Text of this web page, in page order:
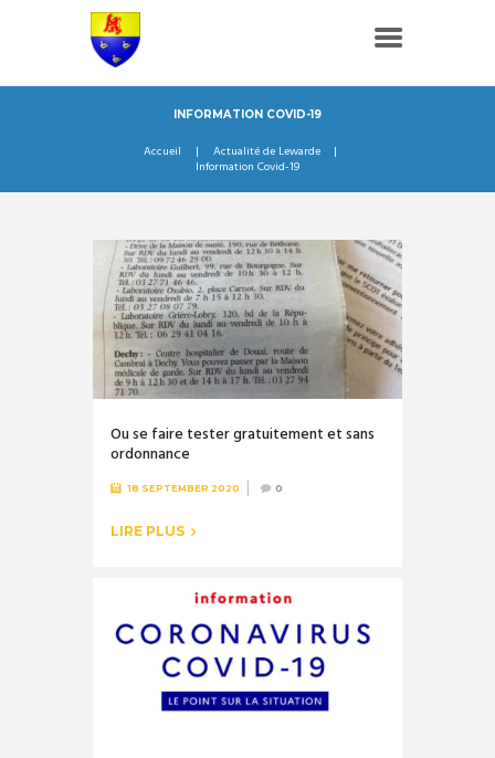
INFORMATION COVID-19
Accueil
Actualité de Lewarde
Information Covid-19
Ou se faire tester gratuitement et sans
ordonnance
18 SEPTEMBER 2020 0
LIRE PLUS